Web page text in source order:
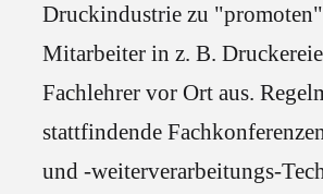
Druckindustrie zu
Mitarbeiter in z. B.
Fachlehrer vor Ort aus.
stattfindende
und -weiterverarbeitungs-